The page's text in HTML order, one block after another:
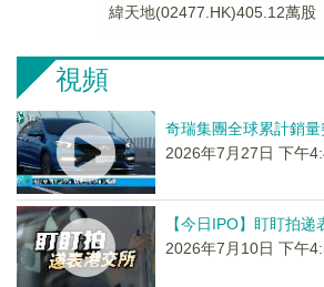
緯天地(02477.HK)405.12萬股
視頻
奇瑞集團全球累計銷
2026年7月27日 下午
【今日IPO】盯盯拍递
2026年7月10日 下午